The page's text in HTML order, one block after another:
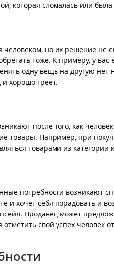
которая сломалась или
но их решение не
тоже. К примеру, у вас
одну вещь на другую нет
хорошо греет.
после того, как
товары. Например, при
товарами из категории
потребности возникают
хочет себя порадовать и
Продавец может
свой успех человек